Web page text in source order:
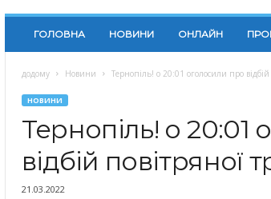
ГОЛОВНА НОВИНИ ОНЛАЙН
додому Новини Тернопіль! о 20:01 оголосили про відбій
НОВИНИ
Тернопіль! о 20:01
відбій повітряної
21.03.2022